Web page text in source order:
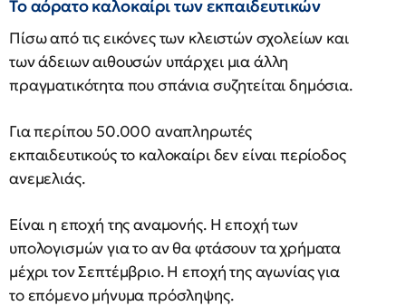
Το αόρατο καλοκαίρι των εκπαιδευτικών
Πίσω από τις εικόνες των κλειστών σχολείων και
των άδειων αιθουσών υπάρχει μια άλλη
πραγματικότητα που σπάνια συζητείται δημόσια.
Για περίπου 50.000 αναπληρωτές
εκπαιδευτικούς το καλοκαίρι δεν είναι περίοδος
ανεμελιάς.
Είναι η εποχή της αναμονής. Η εποχή των
υπολογισμών για το αν θα φτάσουν τα χρήματα
μέχρι τον Σεπτέμβριο. Η εποχή της αγωνίας για
το επόμενο μήνυμα πρόσληψης.